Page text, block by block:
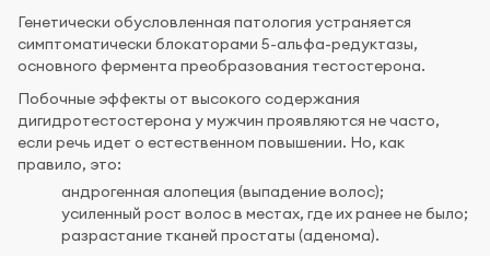
Генетически обусловленная патология устраняется
симптоматически блокаторами 5-альфа-редуктазы,
основного фермента преобразования тестостерона.
Побочные эффекты от высокого содержания
дигидротестостерона у мужчин проявляются не часто,
если речь идет о естественном повышении. Но, как
правило, это:
андрогенная алопеция (выпадение волос);
усиленный рост волос в местах, где их ранее не было;
разрастание тканей простаты (аденома).